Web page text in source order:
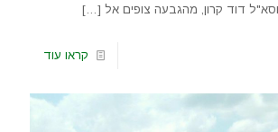
וסא"ל דוד קרון, מהגבעה צופים אל […]
קראו עוד